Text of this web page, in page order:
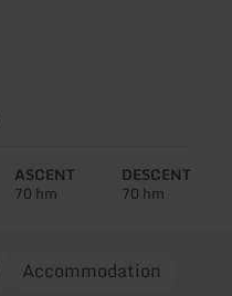
ASCENT
70 hm
DESCENT
70 hm
Accommodation